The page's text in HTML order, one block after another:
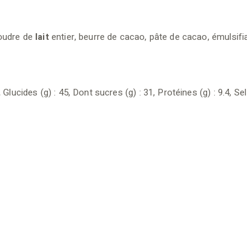
de laitentier, beurre de cacao, pâte de cacao,
(g) : 45, Dont sucres (g) : 31, Protéines (g) : 9.4,